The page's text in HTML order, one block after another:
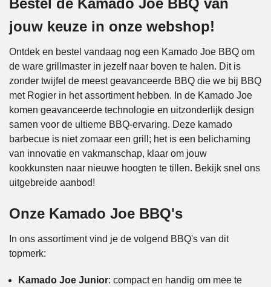
Bestel de Kamado Joe BBQ van
jouw keuze in onze webshop!
Ontdek en bestel vandaag nog een Kamado Joe BBQ om
de ware grillmaster in jezelf naar boven te halen. Dit is
zonder twijfel de meest geavanceerde BBQ die we bij BBQ
met Rogier in het assortiment hebben. In de Kamado Joe
komen geavanceerde technologie en uitzonderlijk design
samen voor de ultieme BBQ-ervaring. Deze kamado
barbecue is niet zomaar een grill; het is een belichaming
van innovatie en vakmanschap, klaar om jouw
kookkunsten naar nieuwe hoogten te tillen. Bekijk snel ons
uitgebreide aanbod!
Onze Kamado Joe BBQ's
In ons assortiment vind je de volgend BBQ's van dit
topmerk:
Kamado Joe Junior: compact en handig om mee te